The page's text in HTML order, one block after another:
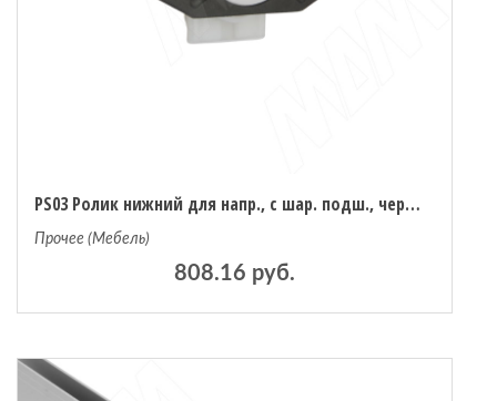
PS03 Ролик нижний для напр., с шар. подш., черн. (PS03PI9001)
Прочее (Мебель)
808.16 руб.